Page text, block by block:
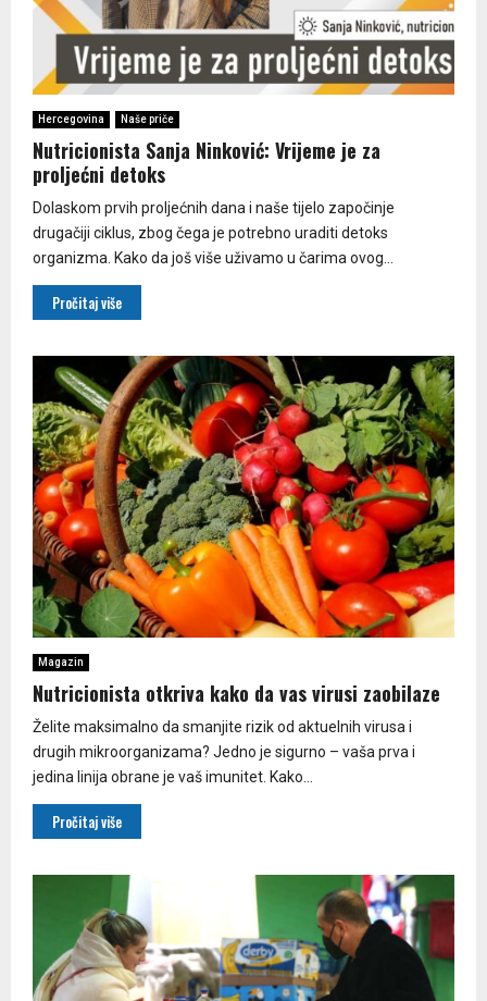
Hercegovina Naše priče
Nutricionista Sanja Ninković: Vrijeme je za
proljećni detoks
Dolaskom prvih proljećnih dana i naše tijelo započinje
drugačiji ciklus, zbog čega je potrebno uraditi detoks
organizma. Kako da još više uživamo u čarima ovog...
Pročitaj više
Magazin
Nutricionista otkriva kako da vas virusi zaobilaze
Želite maksimalno da smanjite rizik od aktuelnih virusa i
drugih mikroorganizama? Jedno je sigurno – vaša prva i
jedina linija obrane je vaš imunitet. Kako...
Pročitaj više